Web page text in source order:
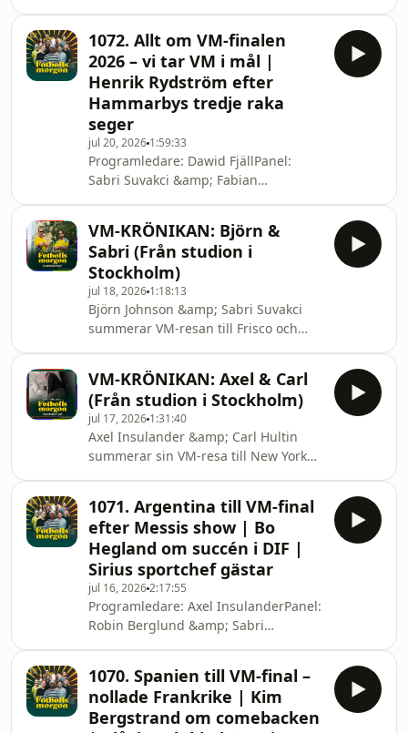
information.
medier:Fotbollsmorgon Twitter: /
fotbollsmorgon DobbTV Twitter: /
dobbtv Instagram: / fotbollsmorgon
TikTok: / fotbollsmorgonKontakta
redaktionen: carl@dobb.se &amp;
oliver@dobb.se Hosted on Acast. See
acast.com/privacy for more
information.
1072. Allt om VM-finalen
2026 – vi tar VM i mål |
Henrik Rydström efter
Hammarbys tredje raka
seger
jul 20, 2026 1:59:33
Programledare: Dawid FjällPanel:
Sabri Suvakci &amp; Fabian
Åslund &amp; Henrik
Rydström______________Ansvarig
utgivare: Dawid FjällFölj oss på sociala
medier:Fotbollsmorgon Twitter: /
fotbollsmorgon DobbTV Twitter: /
dobbtv Instagram: / fotbollsmorgon
TikTok: / fotbollsmorgonKontakta
redaktionen: carl@dobb.se &amp;
oliver@dobb.se Hosted on Acast. See
aca
VM-KRÖNIKAN: Björn &
Sabri (Från studion i
Stockholm)
jul 18, 2026 1:18:13
Björn Johnson &amp; Sabri Suvakci
summerar VM-resan till Frisco och
acast.com/privacy for more
information.
VM-KRÖNIKAN: Axel & Carl
(Från studion i Stockholm)
jul 17, 2026 1:31:40
Axel Insulander &amp; Carl Hultin
summerar sin VM-resa till New York
Ahlstrand. Hosted on Acast. See
acast.com/privacy for more
information.
1071. Argentina till VM-final
efter Messis show | Bo
Hegland om succén i DIF |
Sirius sportchef gästar
jul 16, 20262:17:55
Programledare: Axel InsulanderPanel:
Robin Berglund &amp; Sabri
Hegland_____Fotbollsmorgon görs i
samarbete med The Odyssey,
Christopher Nolans nya episka
1070. Spanien till VM-final –
nollade Frankrike | Kim
Bergstrand om comebacken